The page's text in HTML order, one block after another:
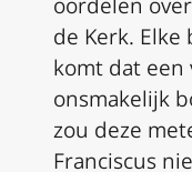
oordelen
de Kerk.
komt dat een
onsmakelijk
zou deze
Franciscus